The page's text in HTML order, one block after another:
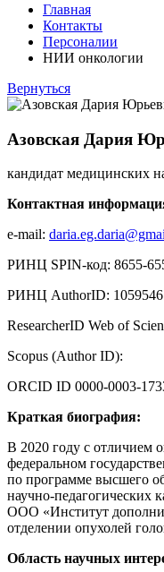
Главная
Контакты
Персоналии
НИИ онкологии
Вернуться
Азовская Дария
кандидат медицинских
Контактная
e-mail:
РИНЦ SPIN-код: 8655-
РИНЦ AuthorID: 1059546
ResearcherID Web of
Scopus (Author ID):
ORCID ID 0000-0003-
Краткая биография:
В 2020 году с отличием
федеральном
по программе высшего
научно-педагогических
ООО «Институт
отделении опухолей
Область научных